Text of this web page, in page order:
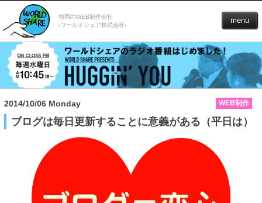
福岡のWEB制作会社
-ワールドシェア株式会社-
menu
WEB制作
2014/10/06 Monday
ブログは毎日更新することに意義がある（平日は）